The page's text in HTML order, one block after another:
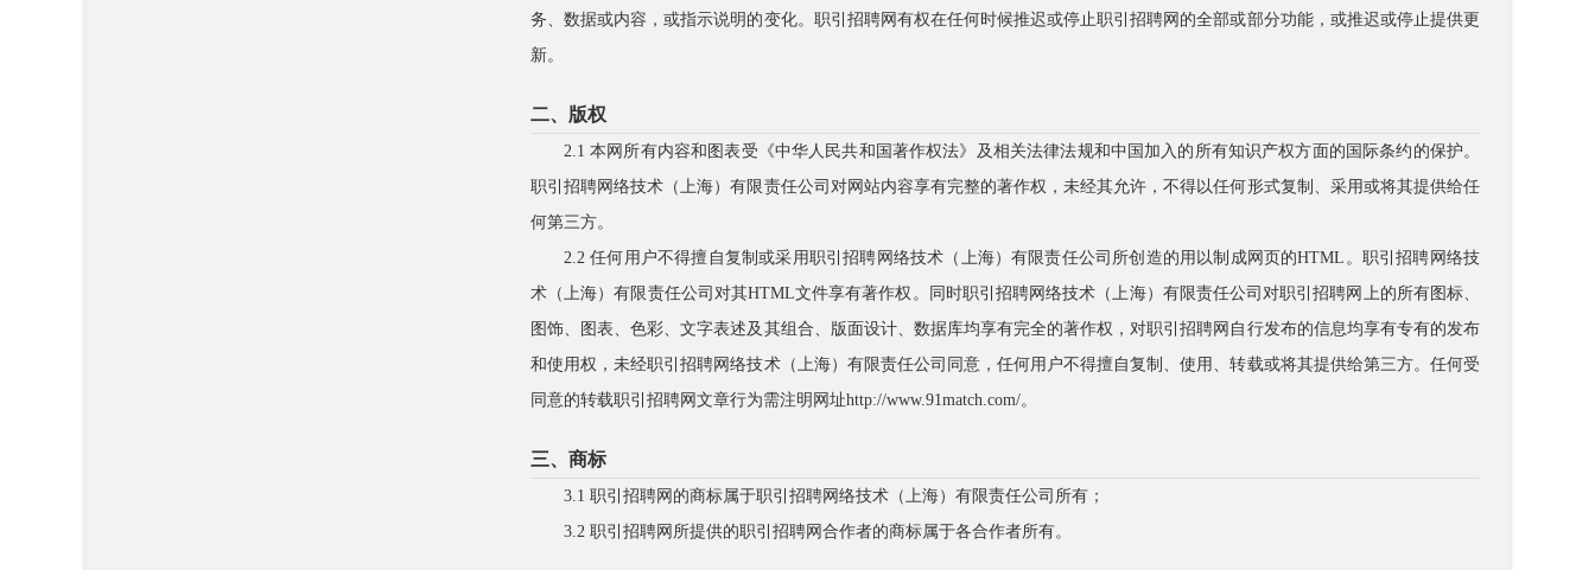
务、数据或内容，或指示说明的变化。职引招聘网有权在任何时候推迟或停止职引招聘网的全部或部分功能，或推迟或停止提供更
新。
二、版权
2.1 本网所有内容和图表受《中华人民共和国著作权法》及相关法律法规和中国加入的所有知识产权方面的国际条约的保护。
职引招聘网络技术（上海）有限责任公司对网站内容享有完整的著作权，未经其允许，不得以任何形式复制、采用或将其提供给任
何第三方。
2.2 任何用户不得擅自复制或采用职引招聘网络技术（上海）有限责任公司所创造的用以制成网页的HTML。职引招聘网络技
术（上海）有限责任公司对其HTML文件享有著作权。同时职引招聘网络技术（上海）有限责任公司对职引招聘网上的所有图标、
图饰、图表、色彩、文字表述及其组合、版面设计、数据库均享有完全的著作权，对职引招聘网自行发布的信息均享有专有的发布
和使用权，未经职引招聘网络技术（上海）有限责任公司同意，任何用户不得擅自复制、使用、转载或将其提供给第三方。任何受
同意的转载职引招聘网文章行为需注明网址http://www.91match.com/。
三、商标
3.1 职引招聘网的商标属于职引招聘网络技术（上海）有限责任公司所有；
3.2 职引招聘网所提供的职引招聘网合作者的商标属于各合作者所有。